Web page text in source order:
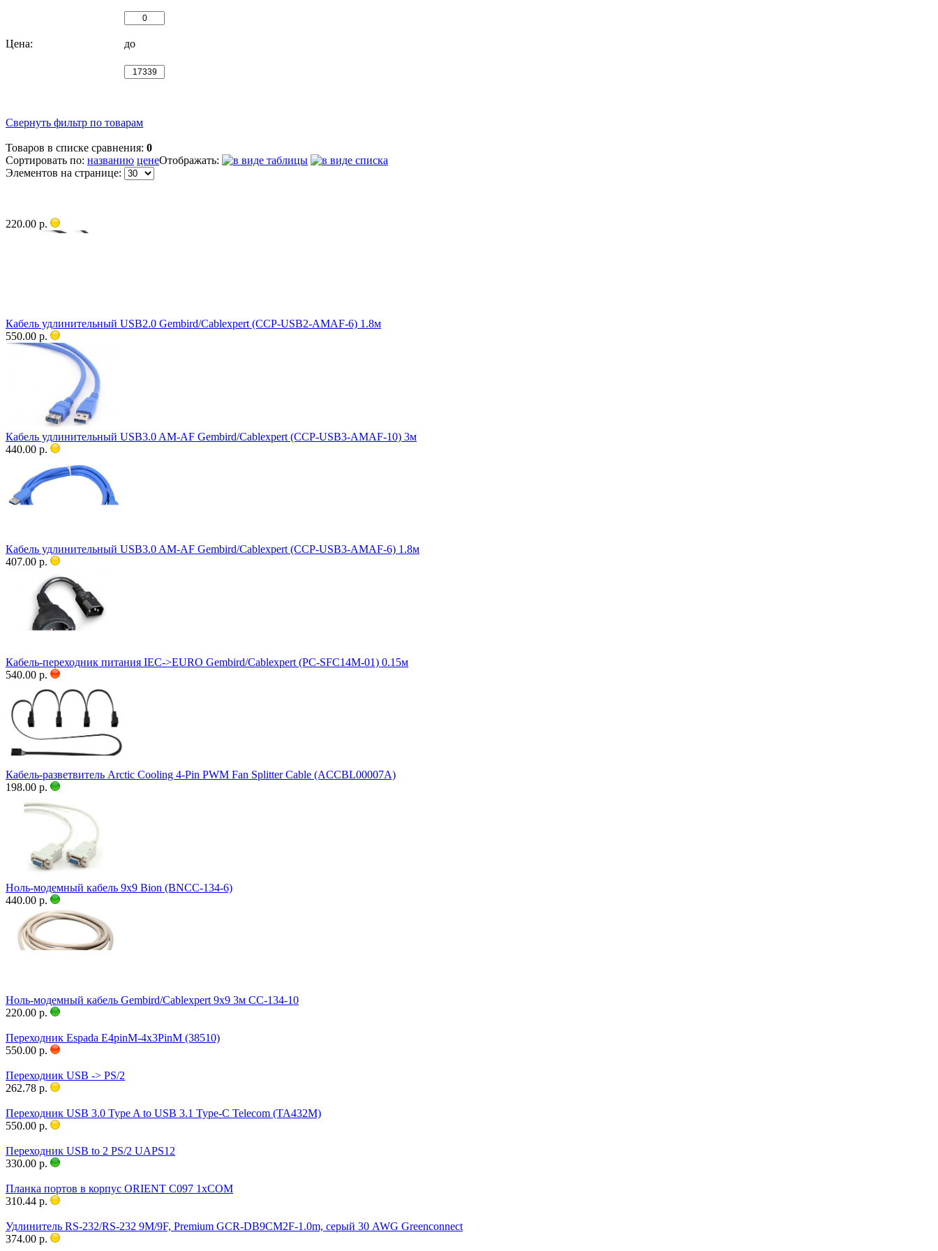
Цена: до
Свернуть фильтр по товарам
Товаров в списке сравнения: 0
Сортировать по: названию ценеОтображать:
Элементов на странице:
220.00 р.
Кабель удлинительный USB2.0 Gembird/Cablexpert (CCP-USB2-AMAF-6) 1.8м
550.00 р.
Кабель удлинительный USB3.0 AM-AF Gembird/Cablexpert (CCP-USB3-AMAF-10) 3м
440.00 р.
Кабель удлинительный USB3.0 AM-AF Gembird/Cablexpert (CCP-USB3-AMAF-6) 1.8м
407.00 р.
Кабель-переходник питания IEC->EURO Gembird/Cablexpert (PC-SFC14M-01) 0.15м
540.00 р.
Кабель-разветвитель Arctic Cooling 4-Pin PWM Fan Splitter Cable (ACCBL00007A)
198.00 р.
Ноль-модемный кабель 9x9 Bion (BNCC-134-6)
440.00 р.
Ноль-модемный кабель Gembird/Cablexpert 9x9 3м CC-134-10
220.00 р.
Переходник Espada E4pinM-4x3PinM (38510)
550.00 р.
Переходник USB -> PS/2
262.78 р.
Переходник USB 3.0 Type A to USB 3.1 Type-C Telecom (TA432M)
550.00 р.
Переходник USB to 2 PS/2 UAPS12
330.00 р.
Планка портов в корпус ORIENT C097 1xCOM
310.44 р.
Удлинитель RS-232/RS-232 9M/9F, Premium GCR-DB9CM2F-1.0m, серый 30 AWG Greenconnect
374.00 р.